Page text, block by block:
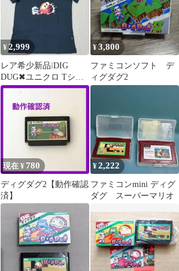
¥2,999
レア希少新品❕DIG
DUG✖ユニクロ Tシャ
ツ ゲーム ファミコン
¥3,800
ファミコンソフト デ
ィグダグ2
現在 ¥ 780
ディグダグ2【動作確認
済】
¥2,222
ファミコンmini ディグ
ダグ スーパーマリオ